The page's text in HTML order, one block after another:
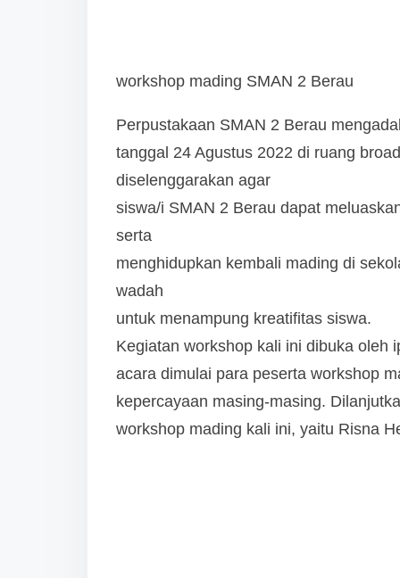
:workshop mading SMAN 2 Berau
Perpustakaan SMAN 2 Berau
tanggal 24 Agustus 2022 di ruang
diselenggarakan agar
siswa/i SMAN 2 Berau dapat
serta
menghidupkan kembali mading di
wadah
untuk menampung kreatifitas siswa.
Kegiatan workshop kali ini dibuka oleh
acara dimulai para peserta workshop
kepercayaan masing-masing.
workshop mading kali ini, yaitu Risna